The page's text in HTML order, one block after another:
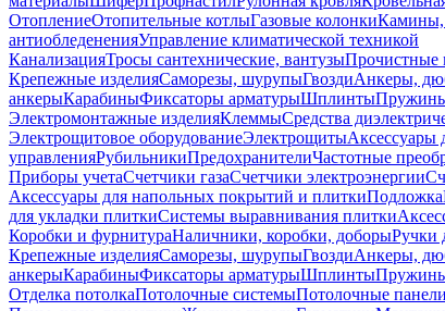
ОтоплениеОтопительные котлыГазовые колонкиКамины,
антиобледененияУправление климатической техникой
КанализацияТросы сантехнические, вантузы
Крепежные изделияСаморезы, шурупыГвоздиАнкеры,
анкерыКарабиныФиксаторы арматурыШплинты
Электромонтажные изделияКлеммыСредства
Электрощитовое оборудованиеЭлектрощитыАксессуары
управленияРубильникиПредохранителиЧастотные
Приборы учетаСчетчики газаСчетчики электроэнергии
Аксессуары для напольных покрытий и плиткиПодложка
для укладки плиткиСистемы выравнивания плитки
Коробки и фурнитураНаличники, коробки, доборыРучки
Крепежные изделияСаморезы, шурупыГвоздиАнкеры,
анкерыКарабиныФиксаторы арматурыШплинты
Отделка потолкаПотолочные системыПотолочные панели